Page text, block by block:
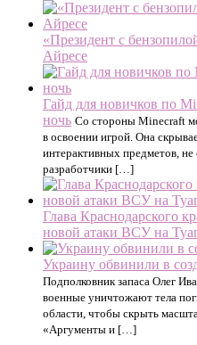
«Президент с
Айресе
Гайд для новичков по
ночь Со стороны Minecraft
в освоении игрой. Она
интерактивных предметов,
разработчики […]
Глава Краснодарского
новой атаки ВСУ на
Украину обвинили в
Подполковник запаса Олег
военные уничтожают тела
области, чтобы скрыть
«Аргументы и […]